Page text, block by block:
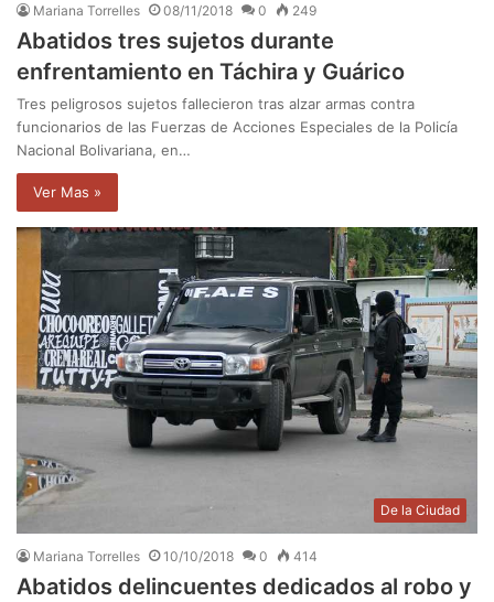
Mariana Torrelles 08/11/2018 0 249
Abatidos tres sujetos durante
enfrentamiento en Táchira y Guárico
Tres peligrosos sujetos fallecieron tras alzar armas contra
funcionarios de las Fuerzas de Acciones Especiales de la Policía
Nacional Bolivariana, en…
Ver Mas »
De la Ciudad
Mariana Torrelles 10/10/2018 0 414
Abatidos delincuentes dedicados al robo y